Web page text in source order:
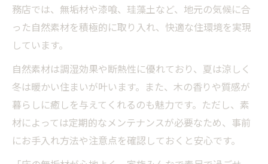
務店では、無垢材や漆喰、珪藻土など、地元の気候に合
った自然素材を積極的に取り入れ、快適な住環境を実現
しています。
自然素材は調湿効果や断熱性に優れており、夏は涼しく
冬は暖かい住まいが叶います。また、木の香りや質感が
暮らしに癒しを与えてくれるのも魅力です。ただし、素
材によっては定期的なメンテナンスが必要なため、事前
にお手入れ方法や注意点を確認しておくと安心です。